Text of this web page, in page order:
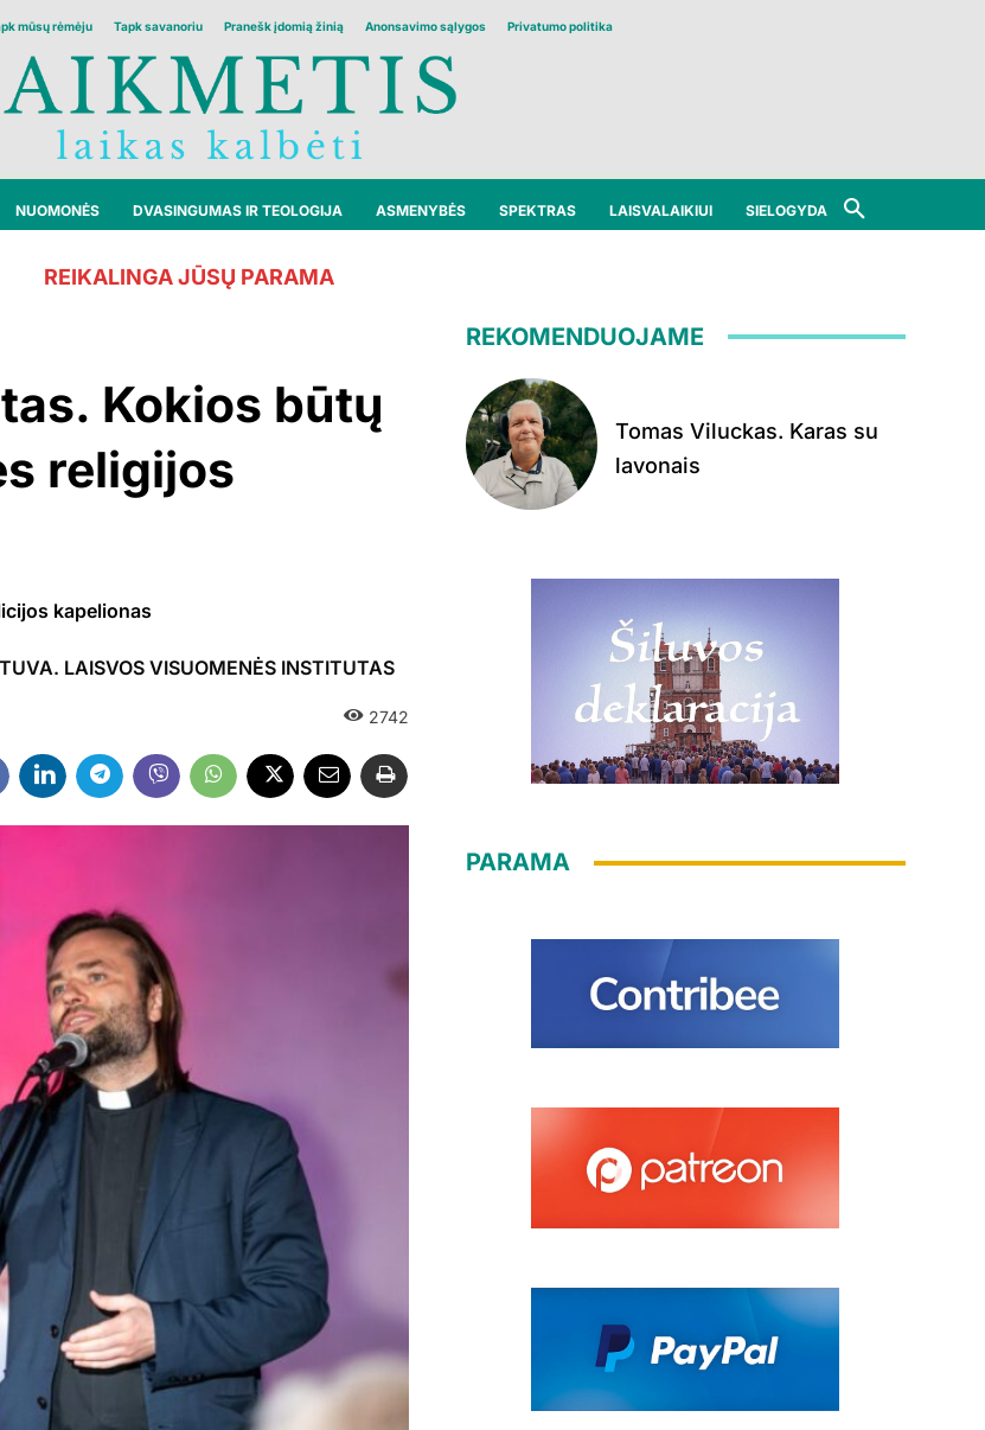
mūsų rėmėju Tapk savanoriu Pranešk įdomią žinią Anonsavimo sąlygos Privatumo politika
NUOMONĖS DVASINGUMAS IR TEOLOGIJA ASMENYBĖS SPEKTRAS LAISVALAIKIUI SIELOGYDA
REIKALINGA JŪSŲ PARAMA
Kokios būtų
religijos
kapelionas
LAISVOS VISUOMENĖS INSTITUTAS
2742
REKOMENDUOJAME
Tomas Viluckas. Karas su
lavonais
PARAMA